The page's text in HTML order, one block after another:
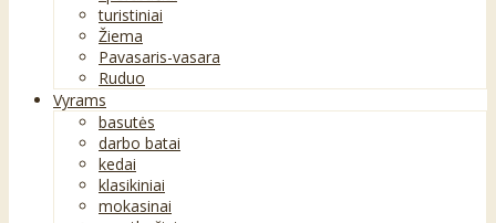
turistiniai
Žiema
Pavasaris-vasara
Ruduo
Vyrams
basutės
darbo batai
kedai
klasikiniai
mokasinai